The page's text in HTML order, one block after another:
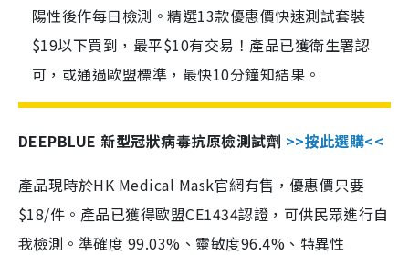
陽性後作每日檢測。精選13款優惠價快速測試套裝
$19以下買到，最平$10有交易！產品已獲衛生署認
可，或通過歐盟標準，最快10分鐘知結果。
DEEPBLUE 新型冠狀病毒抗原檢測試劑 >>按此選購<<
產品現時於HK Medical Mask官網有售，優惠價只要
$18/件。產品已獲得歐盟CE1434認證，可供民眾進行自
我檢測。準確度 99.03%、靈敏度96.4%、特異性